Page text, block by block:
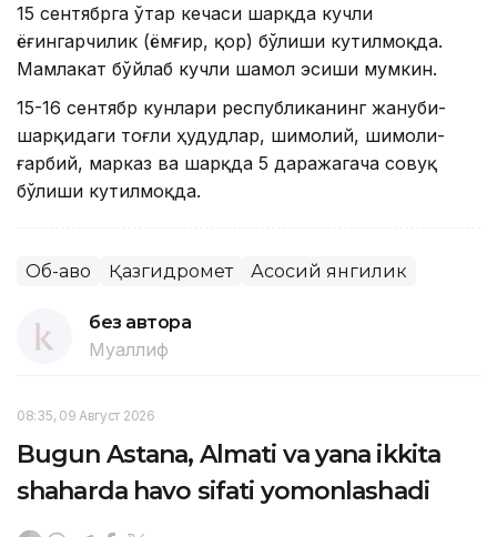
15 сентябрга ўтар кечаси шарқда кучли
ёғингарчилик (ёмғир, қор) бўлиши кутилмоқда.
Мамлакат бўйлаб кучли шамол эсиши мумкин.
15-16 сентябр кунлари республиканинг жануби-
шарқидаги тоғли ҳудудлар, шимолий, шимоли-
ғарбий, марказ ва шарқда 5 даражагача совуқ
бўлиши кутилмоқда.
Об-ҳаво Қазгидромет Асосий янгилик
без автора
Муаллиф
08:35, 09 Август 2026
Bugun Astana, Almati va yana ikkita
shaharda havo sifati yomonlashadi